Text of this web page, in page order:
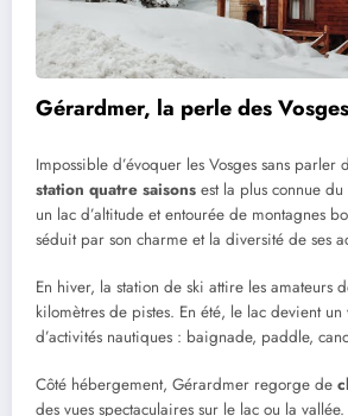
Gérardmer, la perle des Vosges
Impossible d’évoquer les Vosges sans parler
station quatre saisons est la plus connue
un lac d’altitude et entourée de montagnes
séduit par son charme et la diversité de ses
En hiver, la station de ski attire les amateurs
kilomètres de pistes. En été, le lac devient
d’activités nautiques : baignade, paddle,
Côté hébergement, Gérardmer regorge de
des vues spectaculaires sur le lac ou la